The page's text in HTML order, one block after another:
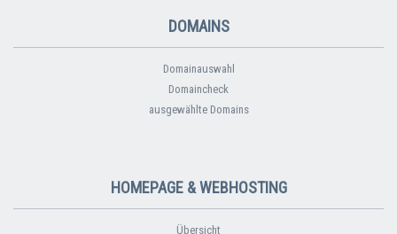
DOMAINS
Domainauswahl
Domaincheck
ausgewählte Domains
HOMEPAGE & WEBHOSTING
Übersicht